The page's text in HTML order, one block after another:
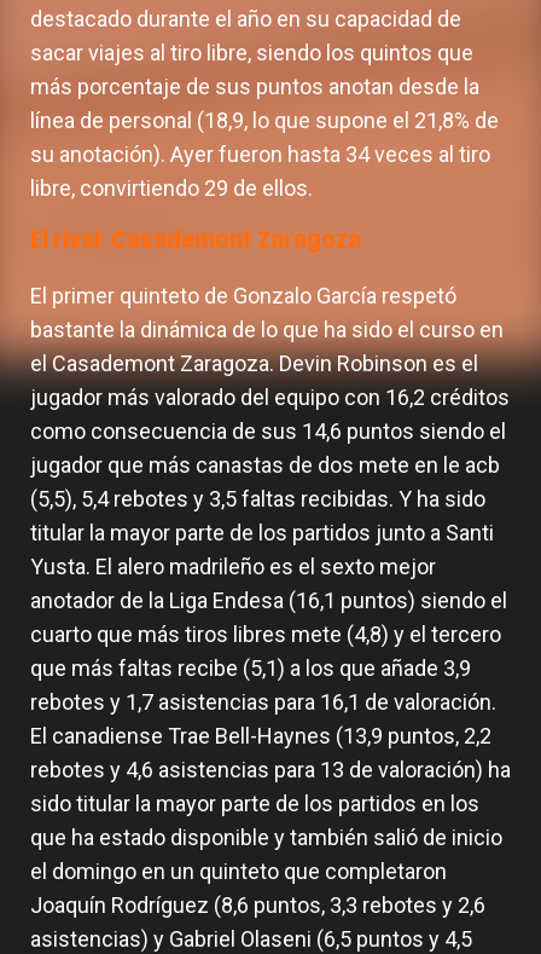
destacado durante el año en su capacidad de
sacar viajes al tiro libre, siendo los quintos que
más porcentaje de sus puntos anotan desde la
línea de personal (18,9, lo que supone el 21,8% de
su anotación). Ayer fueron hasta 34 veces al tiro
libre, convirtiendo 29 de ellos.
El rival: Casademont Zaragoza
El primer quinteto de Gonzalo García respetó
bastante la dinámica de lo que ha sido el curso en
el Casademont Zaragoza. Devin Robinson es el
jugador más valorado del equipo con 16,2 créditos
como consecuencia de sus 14,6 puntos siendo el
jugador que más canastas de dos mete en le acb
(5,5), 5,4 rebotes y 3,5 faltas recibidas. Y ha sido
titular la mayor parte de los partidos junto a Santi
Yusta. El alero madrileño es el sexto mejor
anotador de la Liga Endesa (16,1 puntos) siendo el
cuarto que más tiros libres mete (4,8) y el tercero
que más faltas recibe (5,1) a los que añade 3,9
rebotes y 1,7 asistencias para 16,1 de valoración.
El canadiense Trae Bell-Haynes (13,9 puntos, 2,2
rebotes y 4,6 asistencias para 13 de valoración) ha
sido titular la mayor parte de los partidos en los
que ha estado disponible y también salió de inicio
el domingo en un quinteto que completaron
Joaquín Rodríguez (8,6 puntos, 3,3 rebotes y 2,6
asistencias) y Gabriel Olaseni (6,5 puntos y 4,5